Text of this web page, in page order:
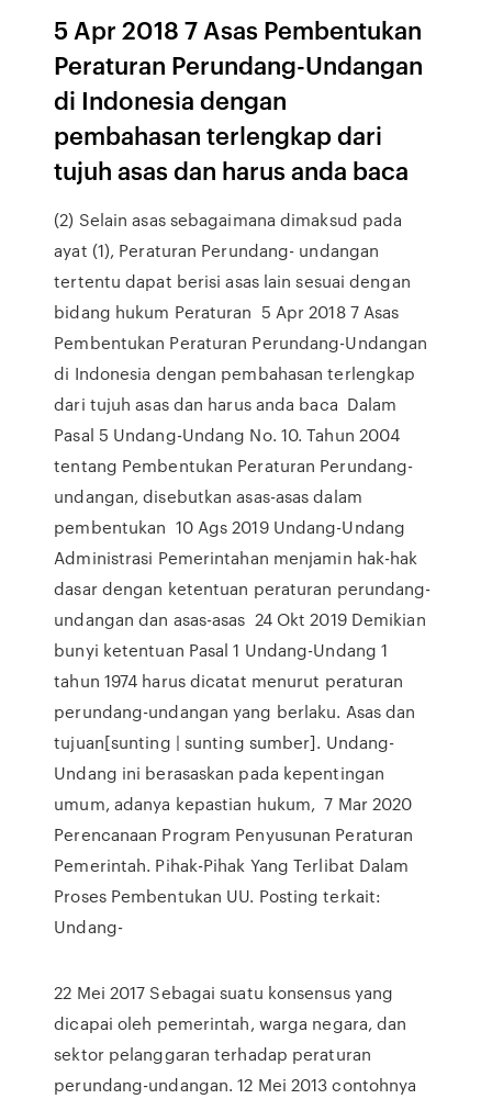
5 Apr 2018 7 Asas Pembentukan
Peraturan Perundang-Undangan
di Indonesia dengan
pembahasan terlengkap dari
tujuh asas dan harus anda baca
(2) Selain asas sebagaimana dimaksud pada
ayat (1), Peraturan Perundang- undangan
tertentu dapat berisi asas lain sesuai dengan
bidang hukum Peraturan 5 Apr 2018 7 Asas
Pembentukan Peraturan Perundang-Undangan
di Indonesia dengan pembahasan terlengkap
dari tujuh asas dan harus anda baca Dalam
Pasal 5 Undang-Undang No. 10. Tahun 2004
tentang Pembentukan Peraturan Perundang-
undangan, disebutkan asas-asas dalam
pembentukan 10 Ags 2019 Undang-Undang
Administrasi Pemerintahan menjamin hak-hak
dasar dengan ketentuan peraturan perundang-
undangan dan asas-asas 24 Okt 2019 Demikian
bunyi ketentuan Pasal 1 Undang-Undang 1
tahun 1974 harus dicatat menurut peraturan
perundang-undangan yang berlaku. Asas dan
tujuan[sunting | sunting sumber]. Undang-
Undang ini berasaskan pada kepentingan
umum, adanya kepastian hukum, 7 Mar 2020
Perencanaan Program Penyusunan Peraturan
Pemerintah. Pihak-Pihak Yang Terlibat Dalam
Proses Pembentukan UU. Posting terkait:
Undang-
22 Mei 2017 Sebagai suatu konsensus yang
dicapai oleh pemerintah, warga negara, dan
sektor pelanggaran terhadap peraturan
perundang-undangan. 12 Mei 2013 contohnya